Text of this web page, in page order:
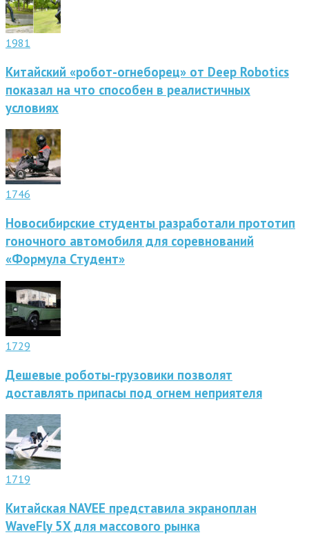
1981
Китайский «робот-огнеборец» от Deep Robotics
показал на что способен в реалистичных
условиях
1746
Новосибирские студенты разработали прототип
гоночного автомобиля для соревнований
«Формула Студент»
1729
Дешевые роботы-грузовики позволят
доставлять припасы под огнем неприятеля
1719
Китайская NAVEE представила экраноплан
WaveFly 5X для массового рынка